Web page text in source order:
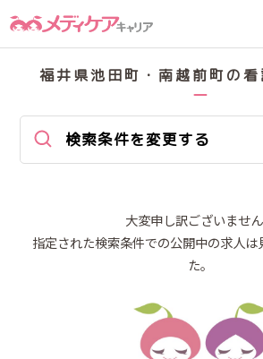
福井県池田町・南越前町の
検索条件を変更する
大変申し訳ございません
指定された検索条件での公開中の求人は
た。